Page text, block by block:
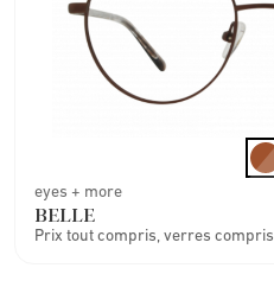
eyes + more
BELLE
Prix tout compris, verres compris